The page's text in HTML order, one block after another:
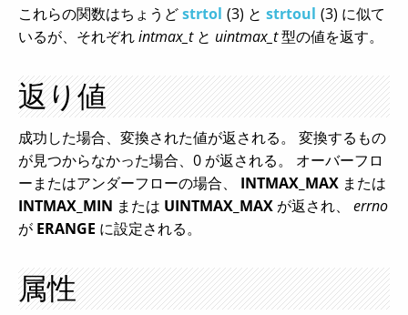
これらの関数はちょうどstrtol (3) と strtoul (3) に似て
いるが、それぞれintmax_tと uintmax_t型の値を返す。
返り値
成功した場合、変換された値が返される。 変換するもの
が見つからなかった場合、0 が返される。 オーバーフロ
ーまたはアンダーフローの場合、 INTMAX_MAX または
INTMAX_MIN または UINTMAX_MAX が返され、 errno
が ERANGE に設定される。
属性